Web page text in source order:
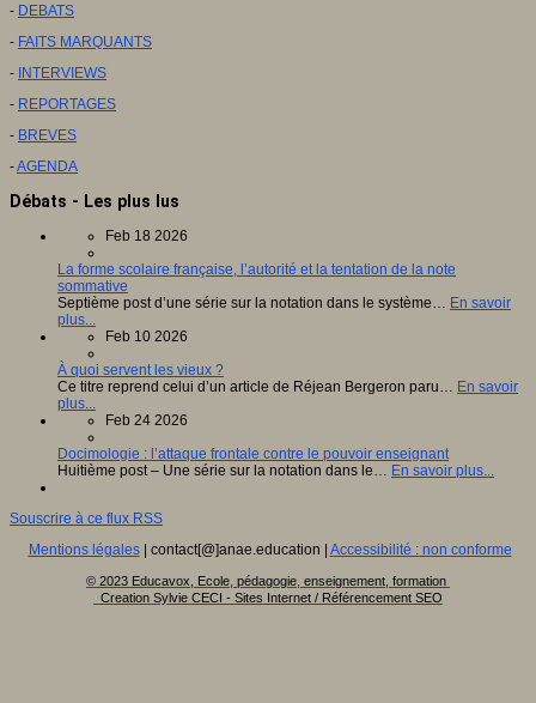
- DEBATS
- FAITS MARQUANTS
- INTERVIEWS
- REPORTAGES
- BREVES
-AGENDA
Débats - Les plus lus
Feb 18 2026
La forme scolaire française, l’autorité et la tentation de la note
sommative
Septième post d’une série sur la notation dans le système… En savoir
plus...
Feb 10 2026
À quoi servent les vieux ?
Ce titre reprend celui d’un article de Réjean Bergeron paru… En savoir
plus...
Feb 24 2026
Docimologie : l’attaque frontale contre le pouvoir enseignant
Huitième post – Une série sur la notation dans le… En savoir plus...
Souscrire à ce flux RSS
Mentions légales| contact[@]anae.education | Accessibilité : non conforme
© 2023 Educavox, Ecole, pédagogie, enseignement, formation
Creation Sylvie CECI - Sites Internet / Référencement SEO